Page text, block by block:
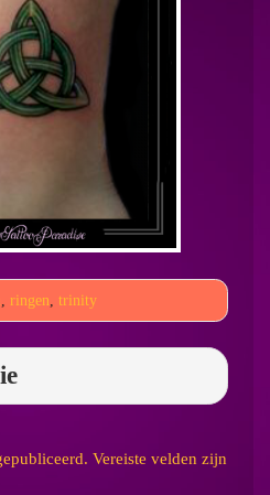
ringen trinity
Vereiste velden zijn